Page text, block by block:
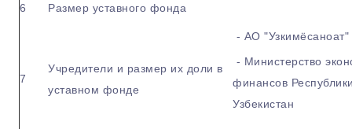
6 Размер уставного фонда
7
Учредители и размер их доли в
уставном фонде
- АО "Узкимёсаноат"
- Министерство
финансов
Узбекистан